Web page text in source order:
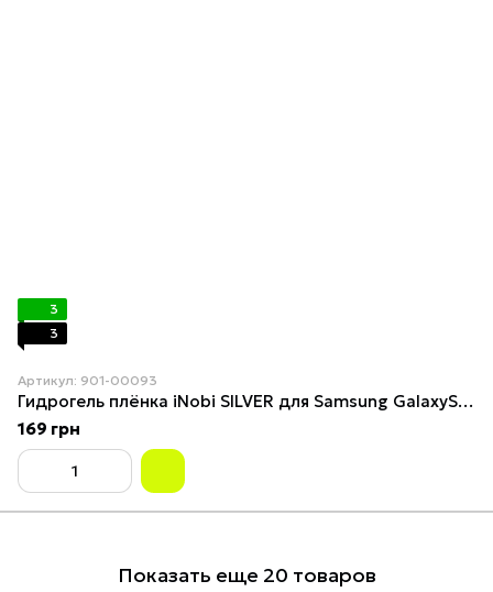
3
3
Артикул: 901-00093
Гидрогель плёнка iNobi SILVER для Samsung GalaxyS6Edge+
169 грн
Показать еще 20 товаров